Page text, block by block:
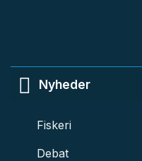
Nyheder
Fiskeri
Debat